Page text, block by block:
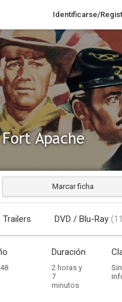
Identificarse/
Fort Apache
Marcar ficha
Trailers DVD / Blu-Ray
Duración
2 horas y
7
minutos
Sin